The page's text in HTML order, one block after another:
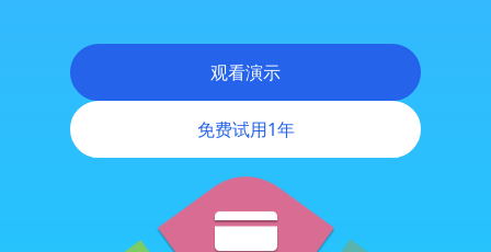
Android DRM
观看演示
免费试用1年